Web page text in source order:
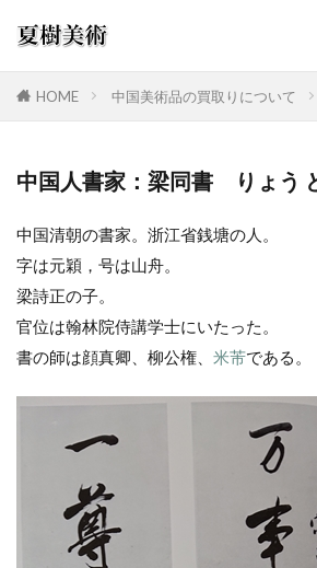
HOME 中国美術品の買取りについて
中国人書家：梁同書 りょう
中国清朝の書家。浙江省銭塘の人。
字は元穎，号は山舟。
梁詩正の子。
官位は翰林院侍講学士にいたった。
書の師は顔真卿、柳公権、 米芾である。
カテゴリー
検索